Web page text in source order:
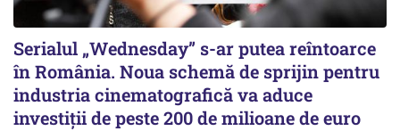
Serialul „Wednesday” s-ar putea reîntoarce
în România. Noua schemă de sprijin pentru
industria cinematografică va aduce
investiții de peste 200 de milioane de euro